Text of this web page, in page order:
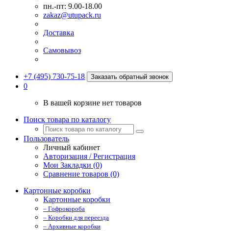
пн.-пт: 9.00-18.00
zakaz@utupack.ru
Доставка
Самовывоз
+7 (495) 730-75-18 Заказать обратный звонок
0
В вашей корзине нет товаров
Поиск товара по каталогу
Пользователь
Личный кабинет
Авторизация / Регистрация
Мои Закладки (0)
Сравнение товаров (0)
Картонные коробки
Картонные коробки
– Гофрокороба
– Коробки для переезда
– Архивные коробки